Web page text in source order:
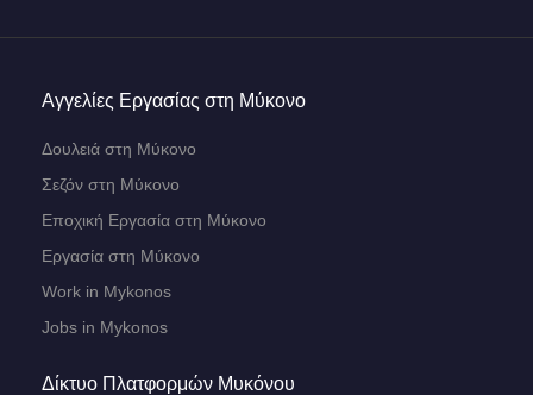
Αγγελίες Εργασίας στη Μύκονο
Δουλειά στη Μύκονο
Σεζόν στη Μύκονο
Εποχική Εργασία στη Μύκονο
Εργασία στη Μύκονο
Work in Mykonos
Jobs in Mykonos
Δίκτυο Πλατφορμών Μυκόνου